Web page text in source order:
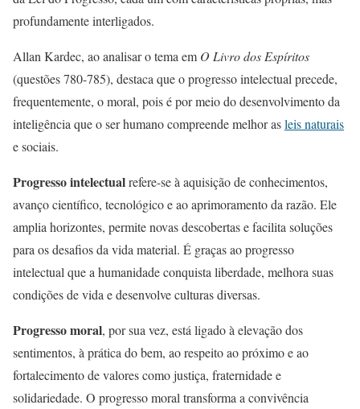
profundamente interligados.
Allan Kardec, ao analisar o tema em O Livro dos Espíritos
(questões 780-785), destaca que o progresso intelectual precede,
frequentemente, o moral, pois é por meio do desenvolvimento da
inteligência que o ser humano compreende melhor asleis naturais
e sociais.
Progresso intelectualrefere-se à aquisição de conhecimentos,
avanço científico, tecnológico e ao aprimoramento da razão. Ele
amplia horizontes, permite novas descobertas e facilita soluções
para os desafios da vida material. É graças ao progresso
intelectual que a humanidade conquista liberdade, melhora suas
condições de vida e desenvolve culturas diversas.
Progresso moral, por sua vez, está ligado à elevação dos
sentimentos, à prática do bem, ao respeito ao próximo e ao
fortalecimento de valores como justiça, fraternidade e
solidariedade. O progresso moral transforma a convivência